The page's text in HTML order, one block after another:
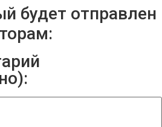
будет отправлен